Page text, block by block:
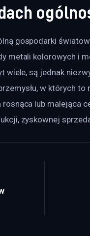
gospodarki
metali kolorowych i
wiele, są jednak
w których
lub malejąca
zyskownej